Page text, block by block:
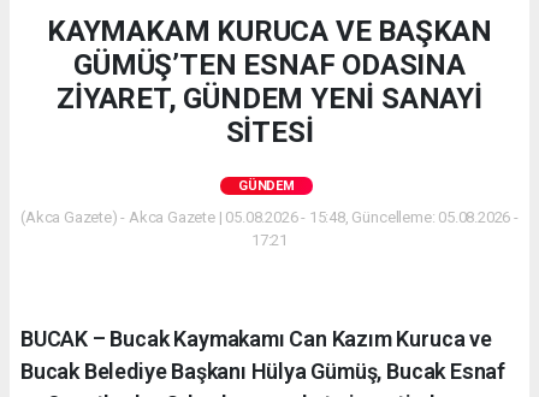
KAYMAKAM KURUCA VE BAŞKAN
GÜMÜŞ’TEN ESNAF ODASINA
ZİYARET, GÜNDEM YENİ SANAYİ
SİTESİ
GÜNDEM
(Akca Gazete) - Akca Gazete | 05.08.2026 - 15:48, Güncelleme: 05.08.2026 -
17:21
BUCAK – Bucak Kaymakamı Can Kazım Kuruca ve
Bucak Belediye Başkanı Hülya Gümüş, Bucak Esnaf